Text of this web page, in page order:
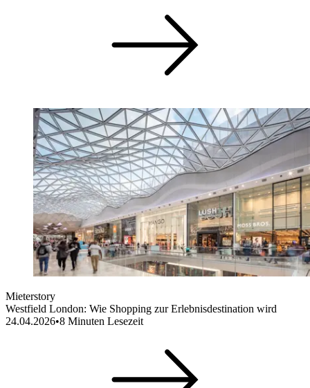
Mieterstory
Westfield London: Wie Shopping zur Erlebnisdestination wird
24.04.2026•8 Minuten Lesezeit